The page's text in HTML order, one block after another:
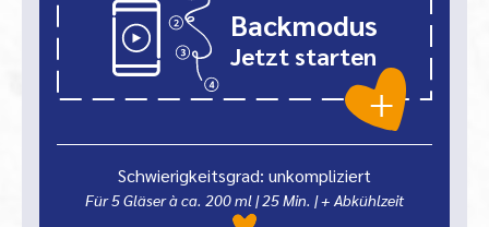
Backmodus
Jetzt starten
Schwierigkeitsgrad: unkompliziert
Für 5 Gläser à ca. 200 ml |25 Min. | + Abkühlzeit